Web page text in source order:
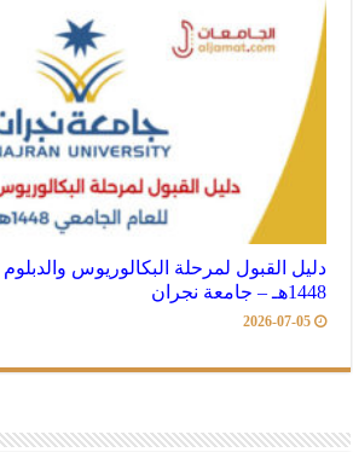
دليل القبول لمرحلة البكالوريوس
1448هـ – جامعة نجران
2026-07-05